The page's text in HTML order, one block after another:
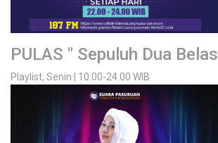
PULAS " Sepuluh Dua Belas
Playlist, Senin | 10.00-24.00 WIB